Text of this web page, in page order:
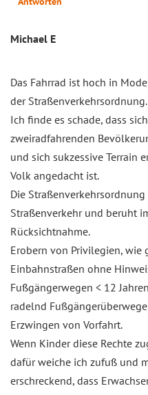
Michael E
Das Fahrrad ist hoch in
der Straßenverkehrsordnung.
Ich finde es schade, dass
zweiradfahrenden
und sich sukzessive Terrain
Volk angedacht ist.
Die
Straßenverkehr und beruht
Rücksichtnahme.
Erobern von Privilegien, wie
Einbahnstraßen ohne
Fußgängerwegen < 12
radelnd
Erzwingen von Vorfahrt.
Wenn Kinder diese Rechte
dafür weiche ich zufuß und
erschreckend, dass